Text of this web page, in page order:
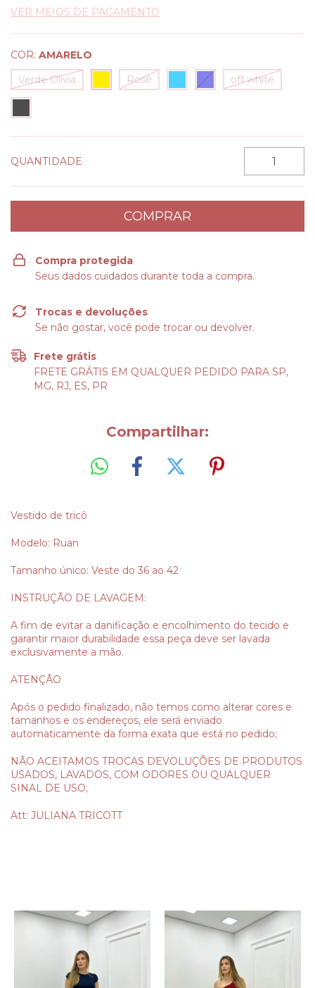
VER MEIOS DE PAGAMENTO
COR: AMARELO
Verde Olívia
Rosê off white
QUANTIDADE
Compra protegida
Seus dados cuidados durante toda a compra.
Trocas e devoluções
Se não gostar, você pode trocar ou devolver.
Frete grátis
FRETE GRÁTIS EM QUALQUER PEDIDO PARA SP,
MG, RJ, ES, PR
Compartilhar:
Vestido de tricô
Modelo: Ruan
Tamanho único: Veste do 36 ao 42
INSTRUÇÃO DE LAVAGEM:
A fim de evitar a danificação e encolhimento do tecido e
garantir maior durabilidade essa peça deve ser lavada
exclusivamente a mão.
ATENÇÃO
Após o pedido finalizado, não temos como alterar cores e
tamanhos e os endereços, ele será enviado
automaticamente da forma exata que está no pedido;
NÃO ACEITAMOS TROCAS DEVOLUÇÕES DE PRODUTOS
USADOS, LAVADOS, COM ODORES OU QUALQUER
SINAL DE USO;
Att: JULIANA TRICOTT